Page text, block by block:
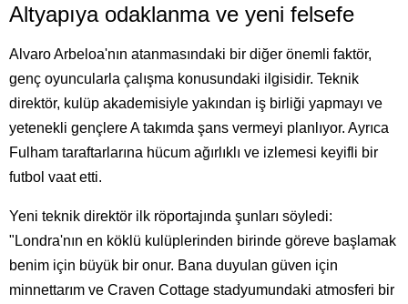
Altyapıya odaklanma ve yeni felsefe
Alvaro Arbeloa'nın atanmasındaki bir diğer önemli faktör,
genç oyuncularla çalışma konusundaki ilgisidir. Teknik
direktör, kulüp akademisiyle yakından iş birliği yapmayı ve
yetenekli gençlere A takımda şans vermeyi planlıyor. Ayrıca
Fulham taraftarlarına hücum ağırlıklı ve izlemesi keyifli bir
futbol vaat etti.
Yeni teknik direktör ilk röportajında şunları söyledi:
"Londra'nın en köklü kulüplerinden birinde göreve başlamak
benim için büyük bir onur. Bana duyulan güven için
minnettarım ve Craven Cottage stadyumundaki atmosferi bir